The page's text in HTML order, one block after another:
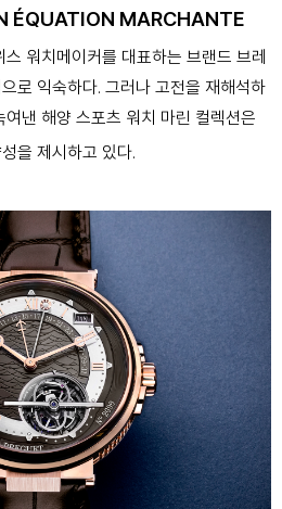
ÉQUATION MARCHANTE
워치메이커를 대표하는 브랜드 브레
로 익숙하다. 그러나 고전을 재해석하
낸 해양 스포츠 워치 마린 컬렉션은
을 제시하고 있다.